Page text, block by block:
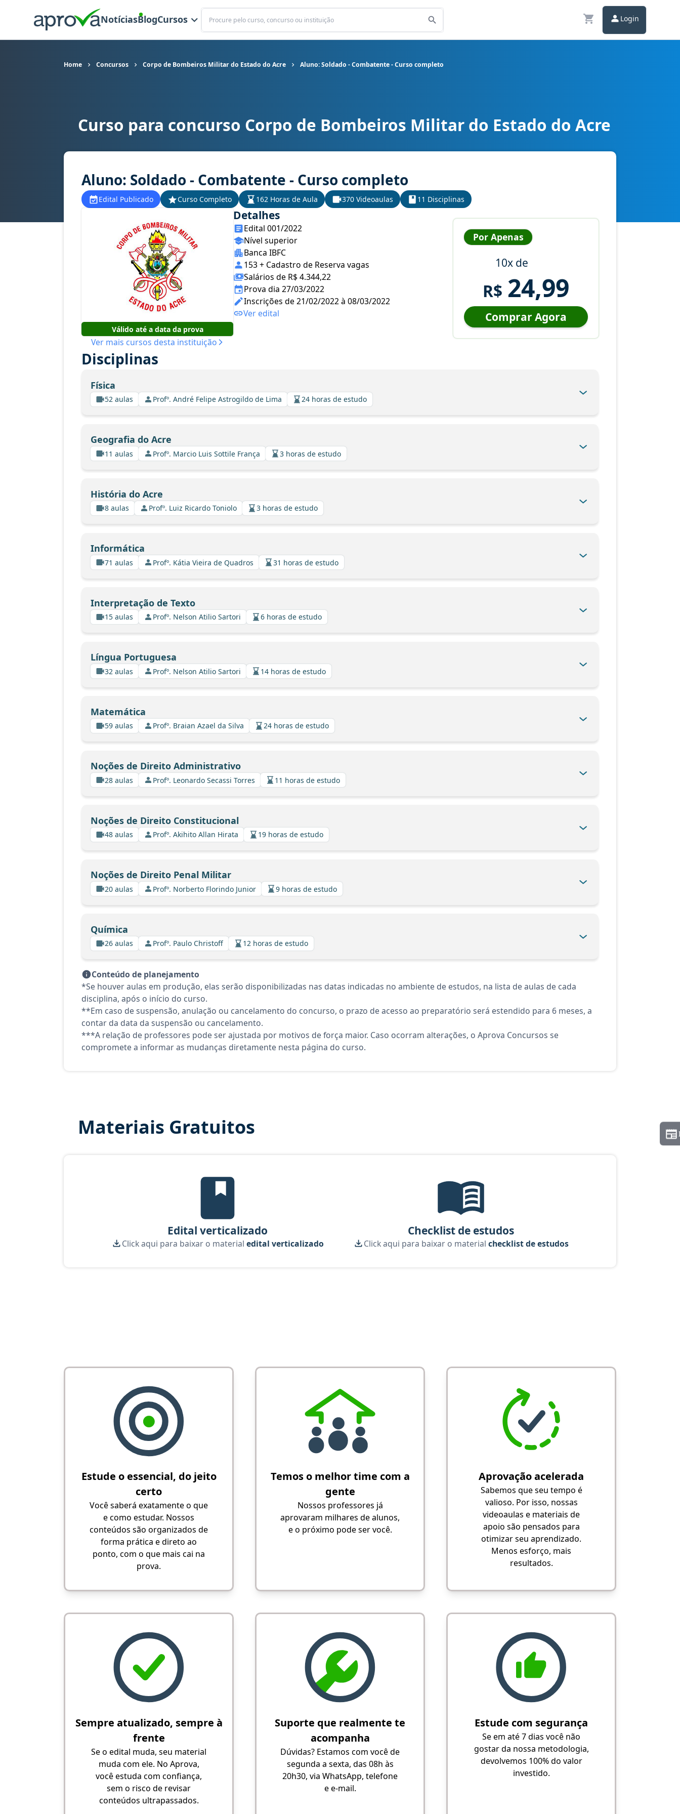
NotíciasBlogCursos
Buscar
Login
Home Concursos Corpo de Bombeiros Militar do Estado do Acre Aluno: Soldado - Combatente - Curso completo
Curso para concurso CBM AC - Corpo de Bombeiros Militar do Estado do Acre cargo Aluno: Soldado - Combatente - Curso completo
Curso para concurso Corpo de Bombeiros Militar do Estado do Acre
Aluno: Soldado - Combatente - Curso completo
Edital Publicado Curso Completo 162 Horas de Aula 370 Videoaulas 11 Disciplinas
Válido até a data da prova
Ver mais cursos desta instituição
Detalhes
Edital 001/2022
Nível superior
Banca IBFC
153 + Cadastro de Reserva vagas
Salários de R$ 4.344,22
Prova dia 27/03/2022
Inscrições de 21/02/2022 à 08/03/2022
Ver edital
Por Apenas
10x de
R$ 24,99
Comprar Agora
Disciplinas
Física
52 aulas Profº. André Felipe Astrogildo de Lima 24 horas de estudo
Geografia do Acre
11 aulas Profº. Marcio Luis Sottile França 3 horas de estudo
História do Acre
8 aulas Profº. Luiz Ricardo Toniolo 3 horas de estudo
Informática
71 aulas Profº. Kátia Vieira de Quadros 31 horas de estudo
Interpretação de Texto
15 aulas Profº. Nelson Atilio Sartori 6 horas de estudo
Língua Portuguesa
32 aulas Profº. Nelson Atilio Sartori 14 horas de estudo
Matemática
59 aulas Profº. Braian Azael da Silva 24 horas de estudo
Noções de Direito Administrativo
28 aulas Profº. Leonardo Secassi Torres 11 horas de estudo
Noções de Direito Constitucional
48 aulas Profº. Akihito Allan Hirata 19 horas de estudo
Noções de Direito Penal Militar
20 aulas Profº. Norberto Florindo Junior 9 horas de estudo
Química
26 aulas Profº. Paulo Christoff 12 horas de estudo
Conteúdo de planejamento
*Se houver aulas em produção, elas serão disponibilizadas nas datas indicadas no ambiente de estudos, na lista de aulas de cada
disciplina, após o início do curso.
**Em caso de suspensão, anulação ou cancelamento do concurso, o prazo de acesso ao preparatório será estendido para 6 meses, a
contar da data da suspensão ou cancelamento.
***A relação de professores pode ser ajustada por motivos de força maior. Caso ocorram alterações, o Aprova Concursos se
compromete a informar as mudanças diretamente nesta página do curso.
Materiais Gratuitos
Edital Verticalizado, material gratuito do Aprova Concursos para o curso Aluno: Soldado - Combatente - Curso completo
Edital verticalizado
Click aqui para baixar o material edital verticalizado
Checklist de estudos
Click aqui para baixar o materialchecklist de estudos
Estude o essencial, do jeito
certo
Você saberá exatamente o que
e como estudar. Nossos
conteúdos são organizados de
forma prática e direto ao
ponto, com o que mais cai na
prova.
Temos o melhor time com a
gente
Nossos professores já
aprovaram milhares de alunos,
e o próximo pode ser você.
Aprovação acelerada
Sabemos que seu tempo é
valioso. Por isso, nossas
videoaulas e materiais de
apoio são pensados para
otimizar seu aprendizado.
Menos esforço, mais
resultados.
Sempre atualizado, sempre à
frente
Se o edital muda, seu material
muda com ele. No Aprova,
você estuda com confiança,
sem o risco de revisar
conteúdos ultrapassados.
Suporte que realmente te
acompanha
Dúvidas? Estamos com você de
segunda a sexta, das 08h às
20h30, via WhatsApp, telefone
e e-mail.
Estude com segurança
Se em até 7 dias você não
gostar da nossa metodologia,
devolvemos 100% do valor
investido.